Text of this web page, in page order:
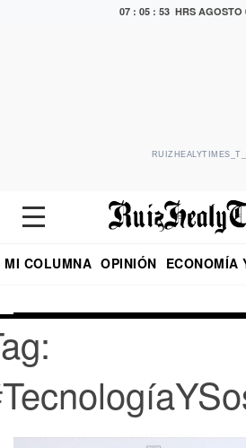
07 : 05 : 53 HRS AGOSTO
MI COLUMNA OPINIÓN ECONOMÍA